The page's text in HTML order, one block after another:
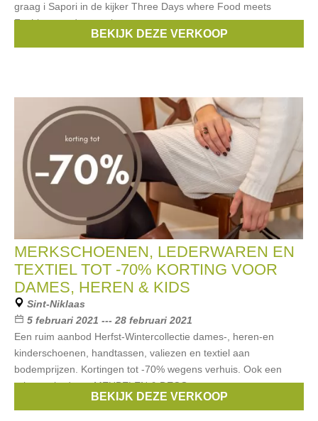
graag i Sapori in de kijker Three Days where Food meets
Fashion: uw degustatie evenement
Diesel,Converse,Superdry,Cavalli
BEKIJK DEZE VERKOOP
MERKSCHOENEN, LEDERWAREN EN
TEXTIEL TOT -70% KORTING VOOR
DAMES, HEREN & KIDS
Sint-Niklaas
5 februari 2021 --- 28 februari 2021
Een ruim aanbod Herfst-Wintercollectie dames-, heren-en
kinderschoenen, handtassen, valiezen en textiel aan
bodemprijzen. Kortingen tot -70% wegens verhuis. Ook een
ruim aanbod aan MEUBELEN & DECO
Liu Jo,CKS,Puma,Timberland,
BEKIJK DEZE VERKOOP